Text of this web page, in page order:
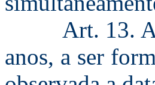
Art. 13.
anos, a ser